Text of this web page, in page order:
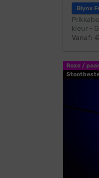
Blynx
kleur ·
Vanaf: €
Roze /